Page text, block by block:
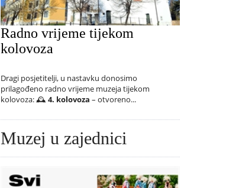
Radno vrijeme tijekom
kolovoza
Dragi posjetitelji, u nastavku donosimo
prilagođeno radno vrijeme muzeja tijekom
kolovoza: 🕰️4. kolovoza – otvoreno...
Muzej u zajednici